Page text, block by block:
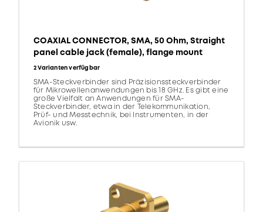
COAXIAL CONNECTOR, SMA, 50 Ohm, Straight
panel cable jack (female), flange mount
2 Varianten verfügbar
SMA-Steckverbinder sind Präzisionssteckverbinder
für Mikrowellenanwendungen bis 18 GHz. Es gibt eine
große Vielfalt an Anwendungen für SMA-
Steckverbinder, etwa in der Telekommunikation,
Prüf- und Messtechnik, bei Instrumenten, in der
Avionik usw.